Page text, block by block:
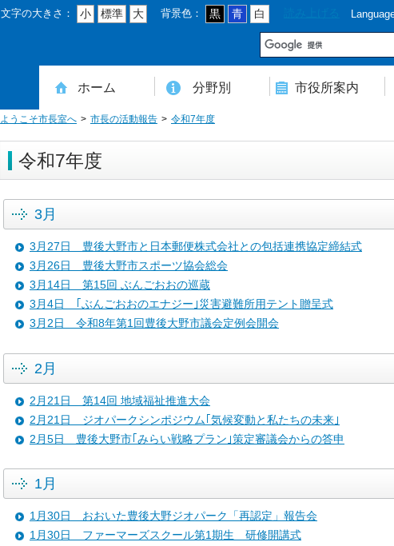
文字の大きさ： 小 標準 大 背景色： 黒 青 白
ホーム 分野別
住民登録・戸籍・印鑑・マイナンバー
税・年金・国民健康保険・後期高齢者医療
教育・文化・スポーツ・人権・男女共同参画
健康・医療・介護・福祉・食育
消防・防災・安全・環境・ごみ・住宅・水道
商工・労働・消費者行政
入札・契約・工事・委託
農業・林業・農業委員会事務局
道路・都市計画・地籍・交通
議会・選管・監査
まちづくり・財政・管財・各種計画・人事・各支所・その他
市役所案内
本庁舎案内図
庁舎案内
行政組織
人口・世帯数・高齢者人口
豊後大野市の概要
豊後大野市の歴史
合併経過
市章・市民憲章・市花・市木等
豊後大野市友好交流協定
豊後大野市のすがた
豊後大野市の観光
豊後大野市の各種計画
ようこそ市長室へ
名誉市民
豊後大野市ふるさと大使
ようこそ市長室へ 市長の活動報告 令和7年度
令和7年度
3月
3月27日 豊後大野市と日本郵便株式会社との包括連携協定締結式
3月26日 豊後大野市スポーツ協会総会
3月14日 第15回 ぶんごおおの巡蔵
3月4日 ｢ぶんごおおのエナジー｣災害避難所用テント贈呈式
3月2日 令和8年第1回豊後大野市議会定例会開会
2月
2月21日 第14回 地域福祉推進大会
2月21日 ジオパークシンポジウム｢気候変動と私たちの未来｣
2月5日 豊後大野市｢みらい戦略プラン｣策定審議会からの答申
1月
1月30日 おおいた豊後大野ジオパーク「再認定」報告会
1月30日 ファーマーズスクール第1期生 研修開講式